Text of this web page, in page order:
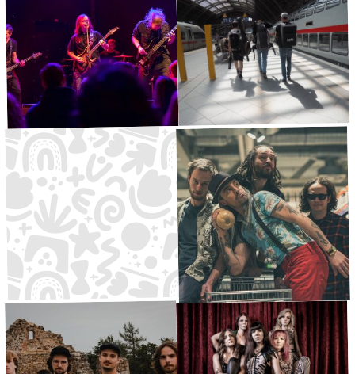
Wintermay
16:00 Große Bühne· Alternative 16:30 Kleine Bühne·Hip Hop
Bloodline
17:30 Große Bühne·Metal
Naggerd
17:30 Waldbühne·Akustikrock
Saphir
18:00 DJ-Area·Tech-
House/Techno
Compared To The Universe
18:00 Kleine Bühne·Funkrock